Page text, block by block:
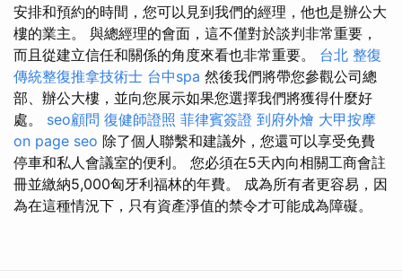
安排和預約的時間，您可以見到我們的經理，他也是辦公大
樓的業主。 與總經理的會面，這不僅對於談判非常重要，
而且從建立信任和關係的角度來看也非常重要。 台北 整復
傳統整復推拿技術士 台中spa 然後我們將帶您參觀公司總
部、辦公大樓，並向您展示如果您選擇我們將獲得什麼好
處。 seo顧問 復健師證照 菲律賓簽證 到府外燴 大甲按摩
on page seo 除了個人聯繫和建議外，您還可以享受免費
停車和私人會議室的便利。 您必須在5天內向相關工商會註
冊並繳納5,000匈牙利福林的年費。 成為所有者更容易，因
為在這種情況下，只有資產淨值的禁令才可能成為障礙。